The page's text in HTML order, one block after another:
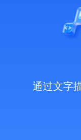
通过文字